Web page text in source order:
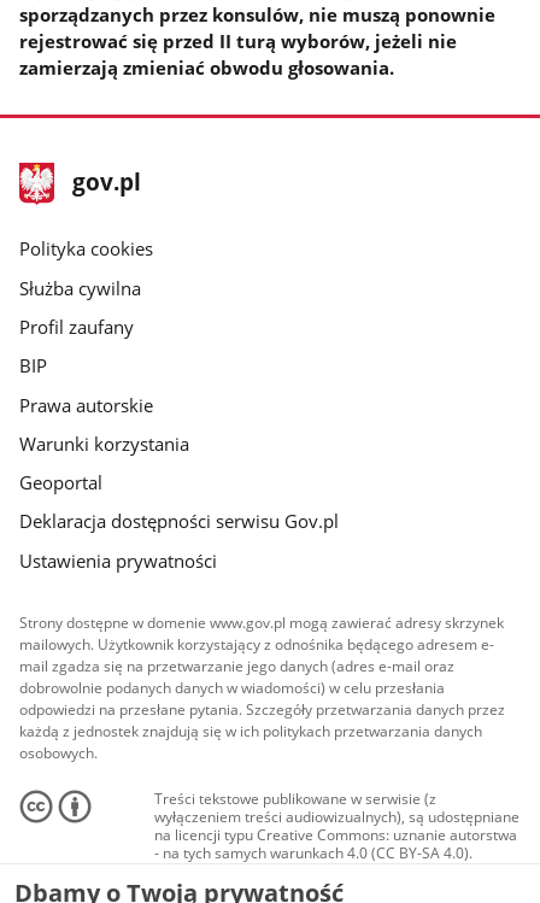
sporządzanych przez konsulów, nie muszą ponownie
rejestrować się przed II turą wyborów, jeżeli nie
zamierzają zmieniać obwodu głosowania.
stopka
gov.pl
Strona
gov.pl
gov.pl
Polityka cookies
Służba cywilna
Profil zaufany
BIP
Prawa autorskie
Warunki korzystania
Geoportal
Deklaracja dostępności serwisu Gov.pl
Ustawienia prywatności
Strony dostępne w domenie www.gov.pl mogą zawierać adresy skrzynek
mailowych. Użytkownik korzystający z odnośnika będącego adresem e-
mail zgadza się na przetwarzanie jego danych (adres e-mail oraz
dobrowolnie podanych danych w wiadomości) w celu przesłania
odpowiedzi na przesłane pytania. Szczegóły przetwarzania danych przez
każdą z jednostek znajdują się w ich politykach przetwarzania danych
osobowych.
Treści tekstowe publikowane w serwisie (z
wyłączeniem treści audiowizualnych), są udostępniane
na licencji typu Creative Commons: uznanie autorstwa
- na tych samych warunkach 4.0 (CC BY-SA 4.0).
Materiały audiowizualne, w tym zdjęcia, materiały
audio i wideo, są udostępniane na licencji typu
Dbamy o Twoją prywatność